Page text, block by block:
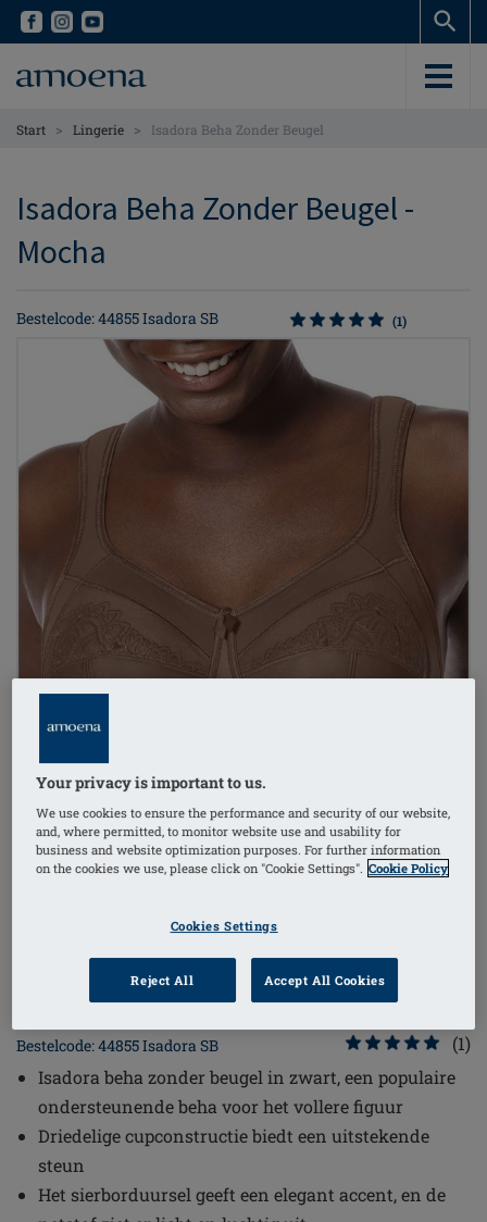
Skip
content
Skip
content
Start > Lingerie > Isadora Beha Zonder Beugel
Isadora Beha Zonder Beugel -
Mocha
Bestelcode: 44855 Isadora SB (1)
1/3
Bestelcode: 44855 Isadora SB
(1)
Isadora beha zonder beugel in zwart, een populaire
ondersteunende beha voor het vollere figuur
Driedelige cupconstructie biedt een uitstekende
steun
Het sierborduursel geeft een elegant accent, en de
Your privacy is important to us.
We use cookies to ensure the performance and security of our website,
and, where permitted, to monitor website use and usability for
business and website optimization purposes. For further information
on the cookies we use, please click on "Cookie Settings". Cookie Policy
Cookies Settings
Reject All Accept All Cookies